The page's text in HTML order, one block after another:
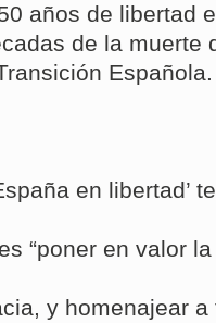
años de libertad
de la muerte
Española.
en libertad’
“poner en valor
y homenajear